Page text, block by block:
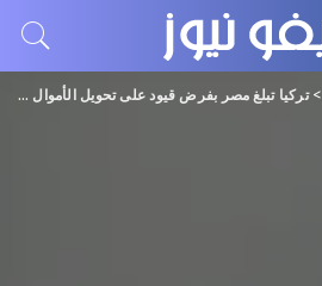
>تركيا تبلغ مصر بفرض قيود على تحويل الأموال للعناصر الإخوانية